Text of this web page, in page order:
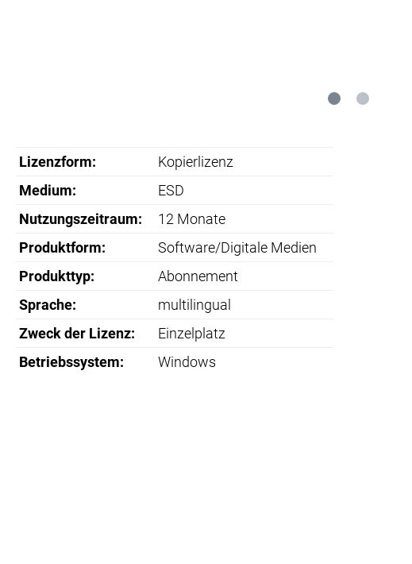
Lizenzform:
Kopierlizenz
Medium:
ESD
Nutzungszeitraum:
12 Monate
Produktform:
Software/Digitale Medien
Produkttyp:
Abonnement
Sprache:
multilingual
Zweck der Lizenz:
Einzelplatz
Betriebssystem:
Windows